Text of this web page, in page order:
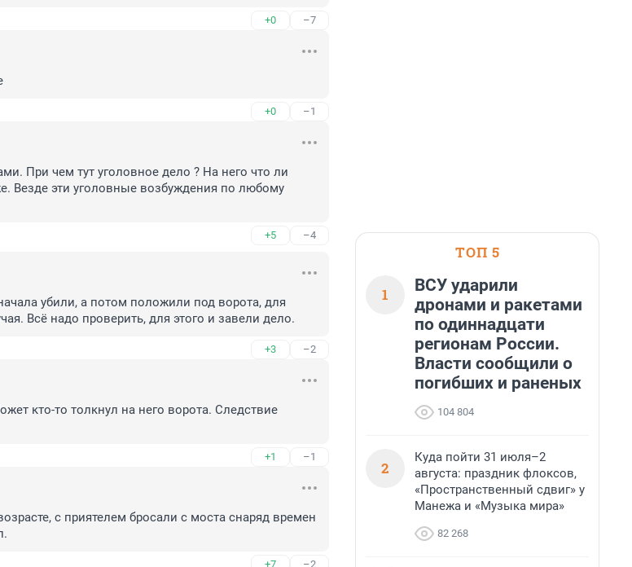
+0 –7
+0 –1
При чем тут уголовное дело ? На него что ли
Везде эти уголовные возбуждения по любому
+5 –4
убили, а потом положили под ворота, для
Всё надо проверить, для этого и завели дело.
+3 –2
кто-то толкнул на него ворота. Следствие
+1 –1
с приятелем бросали с моста снаряд времен
+7 –2
ТОП 5
1
ВСУ ударили
дронами и ракетами
по одиннадцати
регионам России.
Власти сообщили о
погибших и раненых
104 804
2
Куда пойти 31 июля–2
августа: праздник флоксов,
«Пространственный сдвиг» у
Манежа и «Музыка мира»
82 268